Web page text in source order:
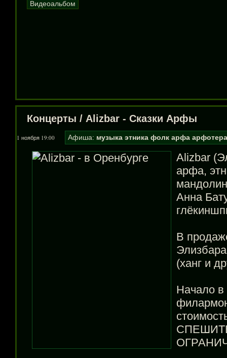
Видеоальбом
Концерты / Alizbar - Сказки Арфы
1 ноября 19:00 Афиша: музыка этника фолк арфа
Alizbar
арфа,
Анна
В
(ханг и
Начало